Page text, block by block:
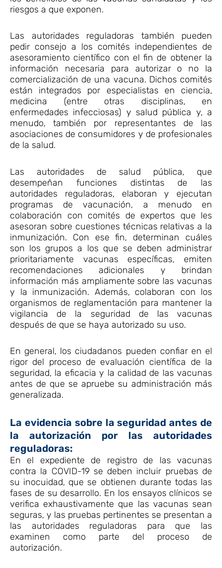
riesgos a que exponen.
Las autoridades reguladoras también pueden
pedir consejo a los comités independientes de
asesoramiento científico con el fin de obtener la
información necesaria para autorizar o no la
comercialización de una vacuna. Dichos comités
están integrados por especialistas en ciencia,
medicina (entre otras disciplinas, en
enfermedades infecciosas) y salud pública y, a
menudo, también por representantes de las
asociaciones de consumidores y de profesionales
de la salud.
Las autoridades de salud pública, que
desempeñan funciones distintas de las
autoridades reguladoras, elaboran y ejecutan
programas de vacunación, a menudo en
colaboración con comités de expertos que les
asesoran sobre cuestiones técnicas relativas a la
inmunización. Con ese fin, determinan cuáles
son los grupos a los que se deben administrar
prioritariamente vacunas específicas, emiten
recomendaciones adicionales y brindan
información más ampliamente sobre las vacunas
y la inmunización. Además, colaboran con los
organismos de reglamentación para mantener la
vigilancia de la seguridad de las vacunas
después de que se haya autorizado su uso.
En general, los ciudadanos pueden confiar en el
rigor del proceso de evaluación científica de la
seguridad, la eficacia y la calidad de las vacunas
antes de que se apruebe su administración más
generalizada.
La evidencia sobre la seguridad antes de
la autorización por las autoridades
reguladoras:
En el expediente de registro de las vacunas
contra la COVID-19 se deben incluir pruebas de
su inocuidad, que se obtienen durante todas las
fases de su desarrollo. En los ensayos clínicos se
verifica exhaustivamente que las vacunas sean
seguras, y las pruebas pertinentes se presentan a
las autoridades reguladoras para que las
examinen como parte del proceso de
autorización.